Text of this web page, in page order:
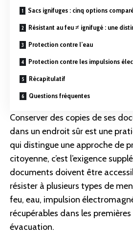
Sacs ignifuges : cinq options
Résistant au feu ≠ ignifugé : une
Protection contre l’eau
Protection contre les impulsions
Récapitulatif
Questions fréquentes
Conserver des copies de ses
dans un endroit sûr est une
qui distingue une approche de
citoyenne, c’est l’exigence
documents doivent être
résister à plusieurs types de
feu, eau, impulsion
récupérables dans les premières
évacuation.